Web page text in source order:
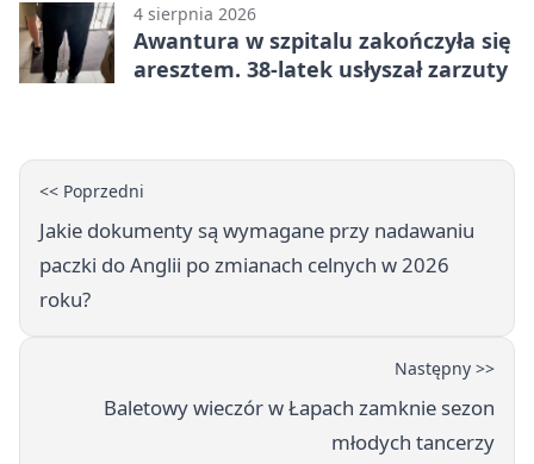
4 sierpnia 2026
Awantura w szpitalu zakończyła się
aresztem. 38-latek usłyszał zarzuty
<< Poprzedni
Jakie dokumenty są wymagane przy nadawaniu
paczki do Anglii po zmianach celnych w 2026
roku?
Następny >>
Baletowy wieczór w Łapach zamknie sezon
młodych tancerzy